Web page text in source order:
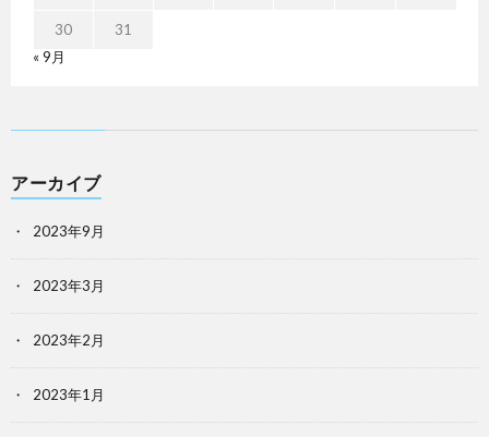
30
31
« 9月
アーカイブ
2023年9月
2023年3月
2023年2月
2023年1月